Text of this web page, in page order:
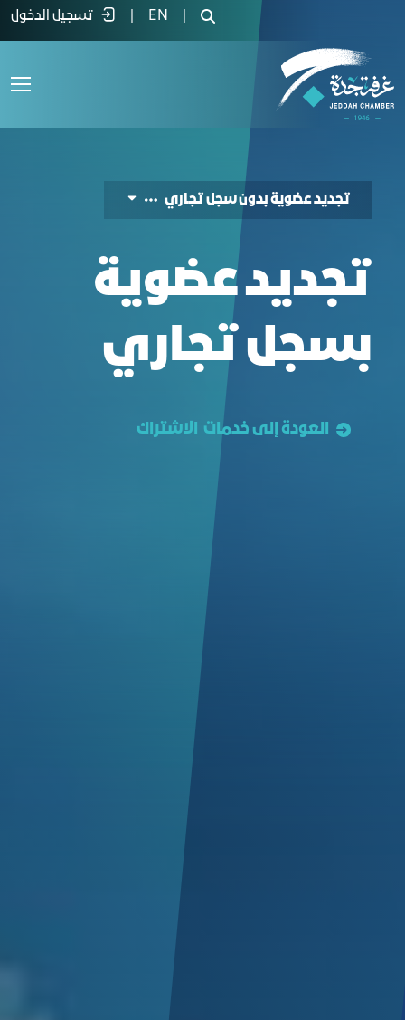
طلب تجديد عضوية بسجل تجاري - غرفة جدة
EN تسجيل الدخول
تجديد عضوية بدون سجل تجاري
تجديد عضوية
بسجل تجاري
العودة إلى خدمات الاشتراك